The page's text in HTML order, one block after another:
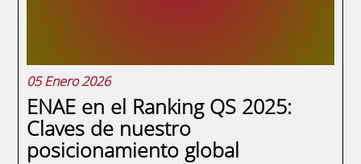
05 Enero 2026
ENAE en el Ranking QS 2025:
Claves de nuestro
posicionamiento global